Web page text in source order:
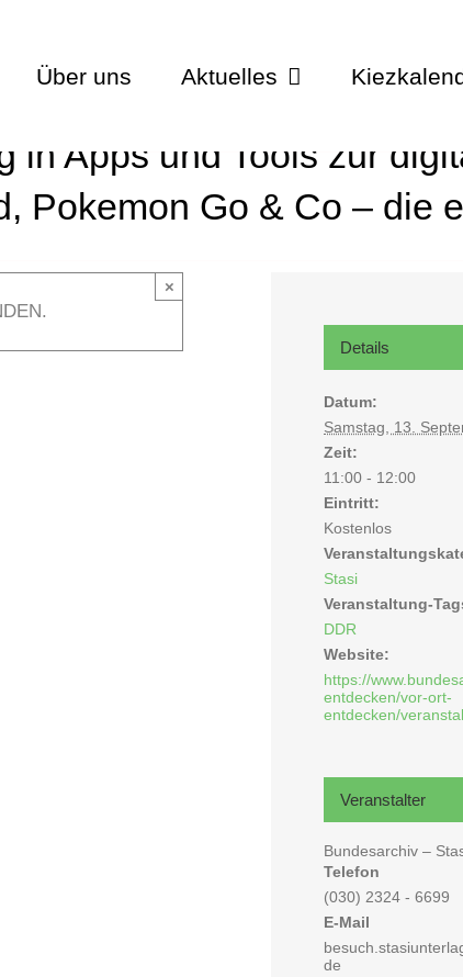
Über uns Aktuelles
in Apps und Tools zur
Pokemon Go & Co – die
×
Details
Datum:
Samstag, 13.
Zeit:
11:00 - 12:00
Eintritt:
Kostenlos
Stasi
Veranstaltung-
DDR
Website:
https://
entdecken/vor-ort-
entdecken/
Veranstalter
Bundesarchiv –
Telefon
(030) 2324 - 6699
E-Mail
de